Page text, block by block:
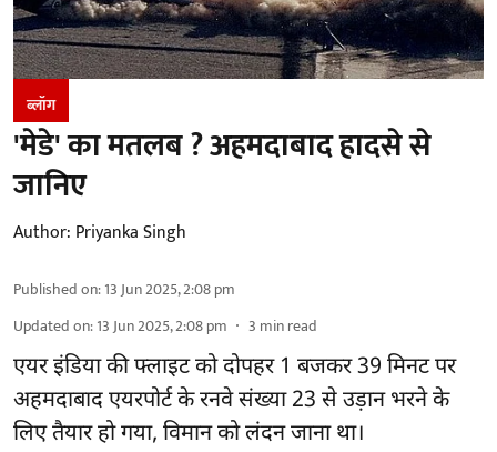
ब्लॉग
'मेडे' का मतलब ? अहमदाबाद हादसे से
जानिए
Author: Priyanka Singh
Published on:13 Jun 2025, 2:08 pm
Updated on:13 Jun 2025, 2:08 pm 3 min read
एयर इंडिया की फ्लाइट को दोपहर 1 बजकर 39 मिनट पर
अहमदाबाद एयरपोर्ट के रनवे संख्या 23 से उड़ान भरने के
लिए तैयार हो गया, विमान को लंदन जाना था।